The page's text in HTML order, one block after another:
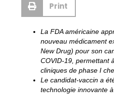
Print
La FDA américaine
nouveau médicament
New Drug) pour son
COVID-19, permettant
cliniques de phase I
Le candidat-vaccin a
technologie innovante